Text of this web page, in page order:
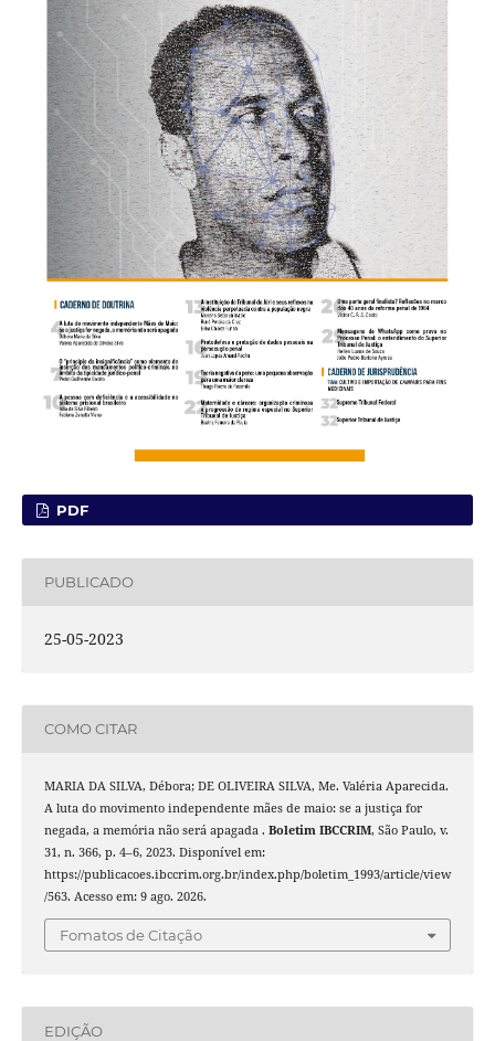
PDF
PUBLICADO
25-05-2023
COMO CITAR
MARIA DA SILVA, Débora; DE OLIVEIRA SILVA, Me. Valéria Aparecida.
A luta do movimento independente mães de maio: se a justiça for
negada, a memória não será apagada . Boletim IBCCRIM, São Paulo, v.
31, n. 366, p. 4–6, 2023. Disponível em:
https://publicacoes.ibccrim.org.br/index.php/boletim_1993/article/view
/563. Acesso em: 9 ago. 2026.
Fomatos de Citação
EDIÇÃO